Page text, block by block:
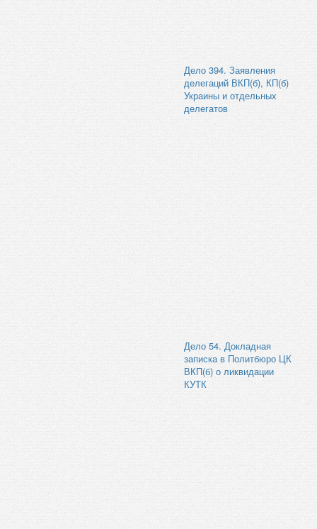
Дело 394. Заявления
делегаций ВКП(б), КП(б)
Украины и отдельных
делегатов
Дело 54. Докладная
записка в Политбюро ЦК
ВКП(б) о ликвидации
КУТК